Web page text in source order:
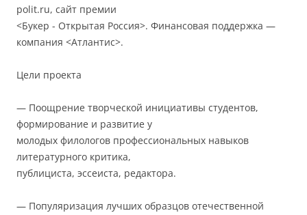
polit.ru, сайт премии
<Букер - Открытая Россия>. Финансовая поддержка —
компания <Атлантис>.
Цели проекта
— Поощрение творческой инициативы студентов,
формирование и развитие у
молодых филологов профессиональных навыков
литературного критика,
публициста, эссеиста, редактора.
— Популяризация лучших образцов отечественной